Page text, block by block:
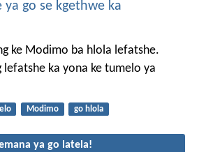
ya go se kgethwe ka
ke Modimo ba hlola lefatshe.
ka yona ke tumelo ya
Modimo go hlola
ya go latela!